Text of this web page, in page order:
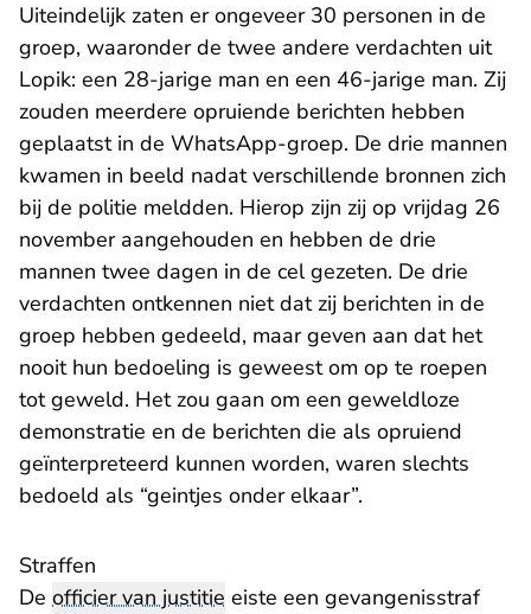
Uiteindelijk zaten er ongeveer 30 personen in de
groep, waaronder de twee andere verdachten uit
Lopik: een 28-jarige man en een 46-jarige man. Zij
zouden meerdere opruiende berichten hebben
geplaatst in de WhatsApp-groep. De drie mannen
kwamen in beeld nadat verschillende bronnen zich
bij de politie meldden. Hierop zijn zij op vrijdag 26
november aangehouden en hebben de drie
mannen twee dagen in de cel gezeten. De drie
verdachten ontkennen niet dat zij berichten in de
groep hebben gedeeld, maar geven aan dat het
nooit hun bedoeling is geweest om op te roepen
tot geweld. Het zou gaan om een geweldloze
demonstratie en de berichten die als opruiend
geïnterpreteerd kunnen worden, waren slechts
bedoeld als “geintjes onder elkaar”.
Straffen
De officier van justitie eiste een gevangenisstraf